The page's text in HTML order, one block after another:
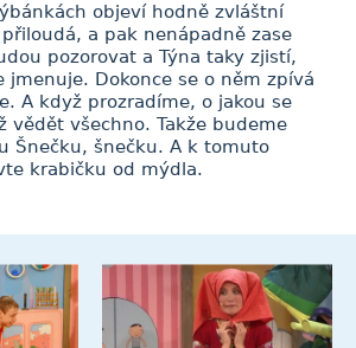
objeví hodně zvláštní
a pak nenápadně zase
pozorovat a Týna taky zjistí,
jmenuje. Dokonce se o něm zpívá
A když prozradíme, o jakou se
vědět všechno. Takže budeme
Šnečku, šnečku. A k tomuto
krabičku od mýdla.